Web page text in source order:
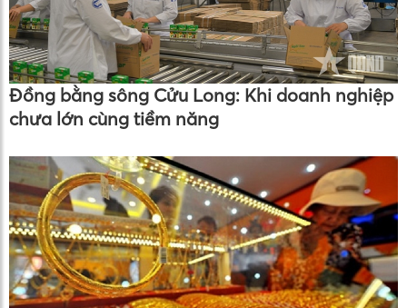
Đồng bằng sông Cửu Long: Khi doanh nghiệp
chưa lớn cùng tiềm năng